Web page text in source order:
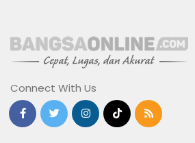
Connect With Us